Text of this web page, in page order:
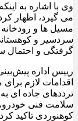
وی با اشاره به
می گیرد، اظهار
مسیل ها و
سردسیر و
گرفتگی و احتمال
رییس اداره
اقدامات لازم
ترددهای جاده ای
سلامت فنی
کوهنوردی تاکید